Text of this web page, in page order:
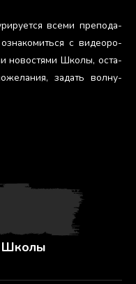
(об­щая поч­